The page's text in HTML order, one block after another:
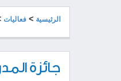
الرئيسية
الرئيسية > فعاليات
جائزة